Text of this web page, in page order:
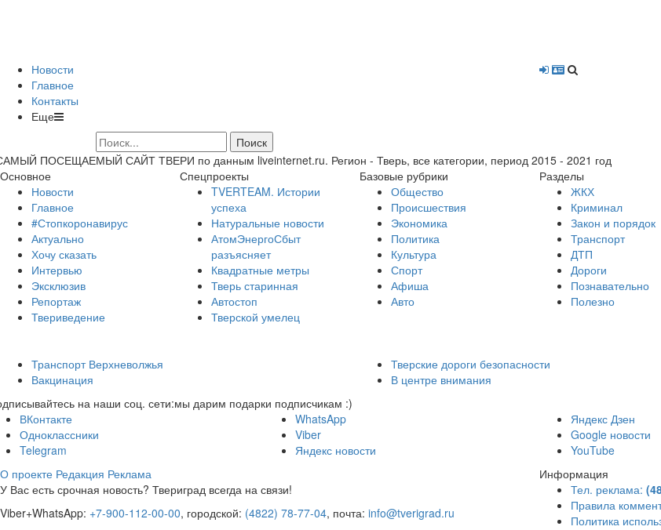
Новости
Главное
Контакты
Еще
ПОСЕЩАЕМЫЙ САЙТ ТВЕРИ по данным liveinternet.ru. Регион - Тверь, все категории, период 2015 - 2021 год
Основное
Новости
Главное
#Стопкоронавирус
Актуально
Хочу сказать
Интервью
Эксклюзив
Репортаж
Твериведение
Спецпроекты
TVERTEAM. Истории
успеха
Натуральные новости
АтомЭнергоСбыт
разъясняет
Квадратные метры
Тверь старинная
Автостоп
Тверской умелец
Базовые рубрики
Общество
Происшествия
Экономика
Политика
Культура
Спорт
Афиша
Авто
Разделы
ЖКХ
Криминал
Закон и порядок
Транспорт
ДТП
Дороги
Познавательно
Полезно
Транспорт Верхневолжья
Вакцинация
Тверские дороги безопасности
В центре внимания
на наши соц. сети:мы дарим подарки подписчикам :)
ВКонтакте
Одноклассники
Telegram
WhatsApp
Viber
Яндекс новости
Яндекс Дзен
Google новости
YouTube
О проекте Редакция Реклама
У Вас есть срочная новость? Твериград всегда на связи!
Viber+WhatsApp: +7-900-112-00-00, городской: (4822) 78-77-04, почта: info@tverigrad.ru
Информация
Тел. реклама:
Правила
Политика